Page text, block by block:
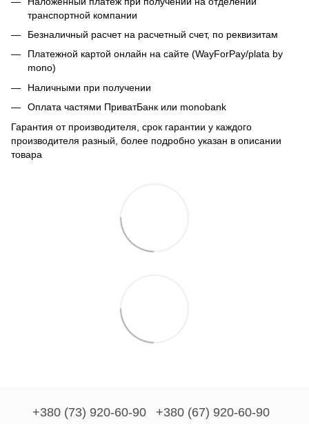
транспортной компании
Безналичный расчет на расчетный счет, по реквизитам
Платежной картой онлайн на сайте (WayForPay/plata by
mono)
Наличными при получении
Оплата частями ПриватБанк или monobank
Гарантия от производителя, срок гарантии у каждого
производителя разный, более подробно указан в описании
товара
+380 (73) 920-60-90 +380 (67) 920-60-90